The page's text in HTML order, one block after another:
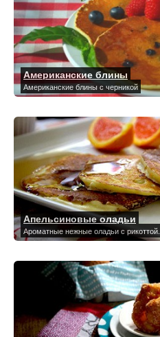
Американские блины
Американские блины с черникой
Апельсиновые оладьи
Ароматные нежные оладьи с рикоттой.